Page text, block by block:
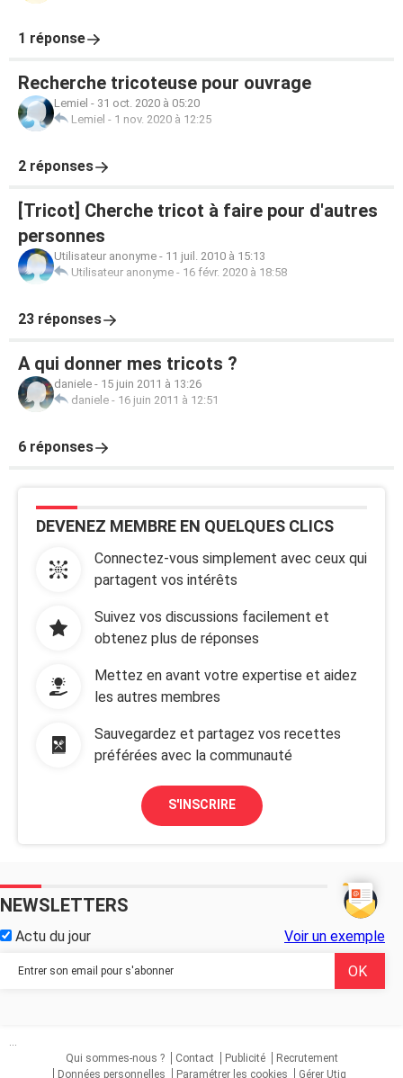
1 réponse
Recherche tricoteuse pour ouvrage
Lemiel - 31 oct. 2020 à 05:20
Lemiel - 1 nov. 2020 à 12:25
2 réponses
[Tricot] Cherche tricot à faire pour d'autres
personnes
Utilisateur anonyme - 11 juil. 2010 à 15:13
Utilisateur anonyme - 16 févr. 2020 à 18:58
23 réponses
A qui donner mes tricots ?
daniele - 15 juin 2011 à 13:26
daniele - 16 juin 2011 à 12:51
6 réponses
DEVENEZ MEMBRE EN QUELQUES CLICS
Connectez-vous simplement avec ceux qui
partagent vos intérêts
Suivez vos discussions facilement et
obtenez plus de réponses
Mettez en avant votre expertise et aidez
les autres membres
Sauvegardez et partagez vos recettes
préférées avec la communauté
S'INSCRIRE
NEWSLETTERS
Actu du jour Voir un exemple
...
Qui sommes-nous ?
Contact Publicité
Recrutement
Données personnelles
Paramétrer les cookies Gérer Utiq